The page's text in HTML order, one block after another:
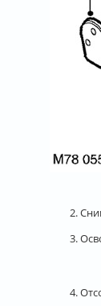
2.
3.
4.